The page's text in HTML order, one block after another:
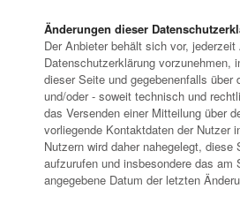
Änderungen dieser
Der Anbieter behält sich vor,
Datenschutzerklärung vorzunehmen,
dieser Seite und gegebenenfalls über
und/oder - soweit technisch und
das Versenden einer Mitteilung über
vorliegende Kontaktdaten der Nutzer
Nutzern wird daher nahegelegt, diese
aufzurufen und insbesondere das am
angegebene Datum der letzten